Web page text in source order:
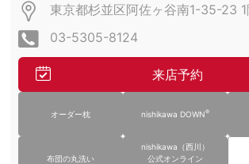
東京都杉並区阿佐ヶ谷南1-35-23
03-5305-8124
来店予約
オーダー枕 nishikawa DOWN®
布団の丸洗い
nishikawa（西川）
公式オンライン